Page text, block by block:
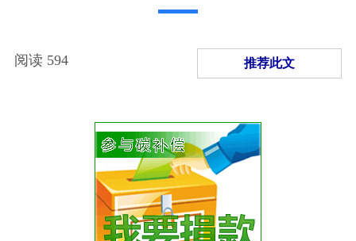
阅读 594 推荐此文